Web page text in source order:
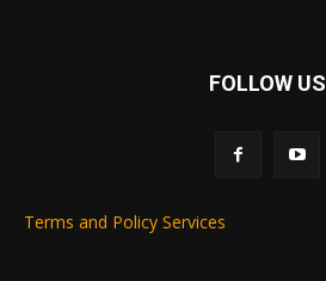
FOLLOW US
Terms and Policy Services